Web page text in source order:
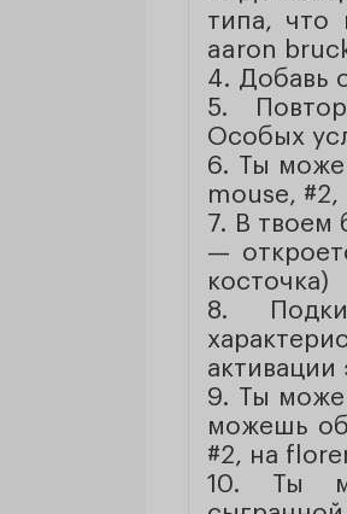
типа,
aaron
4. Добавь
5.
Особых
6. Ты
mouse,
7. В твоем
—
косточка)
8.
9. Ты
можешь
#2, на
10. Ты